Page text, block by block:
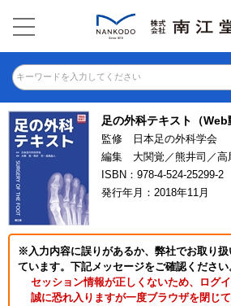
キーワードを入力してください
足の外科テキスト（Web
監修 日本足の外科学会
編集 大関覚／熊井司／高
ISBN：978-4-524-25299-2
発行年月：2018年11月
※入力内容に誤りがあるか、弊社でお取り
ています。下記メッセージをご確認ください
セッション情報が正しくないため、ログ
誠に恐れ入りますが一度ブラウザを閉じ